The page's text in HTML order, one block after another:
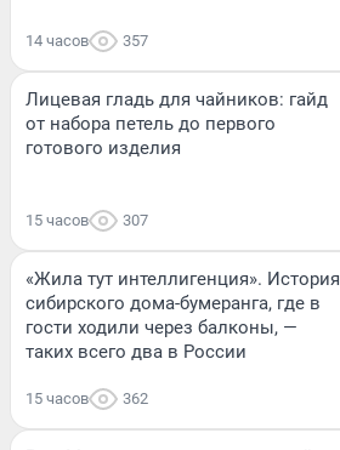
14 часов 357
Лицевая гладь для чайников: гайд
от набора петель до первого
готового изделия
15 часов 307
«Жила тут интеллигенция». История
сибирского дома-бумеранга, где в
гости ходили через балконы, —
таких всего два в России
15 часов 362